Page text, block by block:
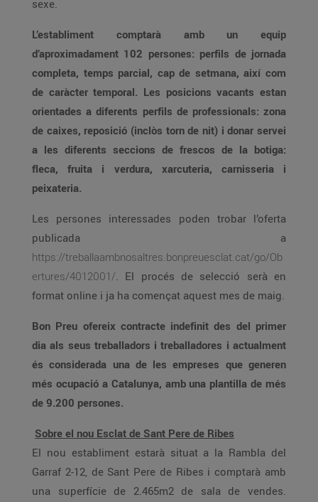
sexe.
L’establiment comptarà amb un equip
d’aproximadament 102 persones: perfils de jornada
completa, temps parcial, cap de setmana, així com
de caràcter temporal. Les posicions vacants estan
orientades a diferents perfils de professionals: zona
de caixes, reposició (inclòs torn de nit) i donar servei
a les diferents seccions de frescos de la botiga:
fleca, fruita i verdura, xarcuteria, carnisseria i
peixateria.
Les persones interessades poden trobar l’oferta
publicada a
https://treballaambnosaltres.bonpreuesclat.cat/go/Ob
ertures/4012001/. El procés de selecció serà en
format online i ja ha començat aquest mes de maig.
Bon Preu ofereix contracte indefinit des del primer
dia als seus treballadors i treballadores i actualment
és considerada una de les empreses que generen
més ocupació a Catalunya, amb una plantilla de més
de 9.200 persones.
Sobre el nou Esclat de Sant Pere de Ribes
El nou establiment estarà situat a la Rambla del
Garraf 2-12, de Sant Pere de Ribes i comptarà amb
una superfície de 2.465m2 de sala de vendes.